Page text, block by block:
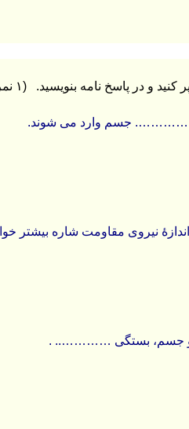
……………. جسم وارد می شوند.
نیروی مقاومت شاره بیشتر
جسم، بستگی ………….. .